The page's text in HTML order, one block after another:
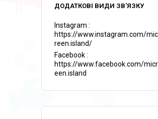
Instagram
https://www.instagram.com/
reen.island/
Facebook
https://www.facebook.com/
een.island